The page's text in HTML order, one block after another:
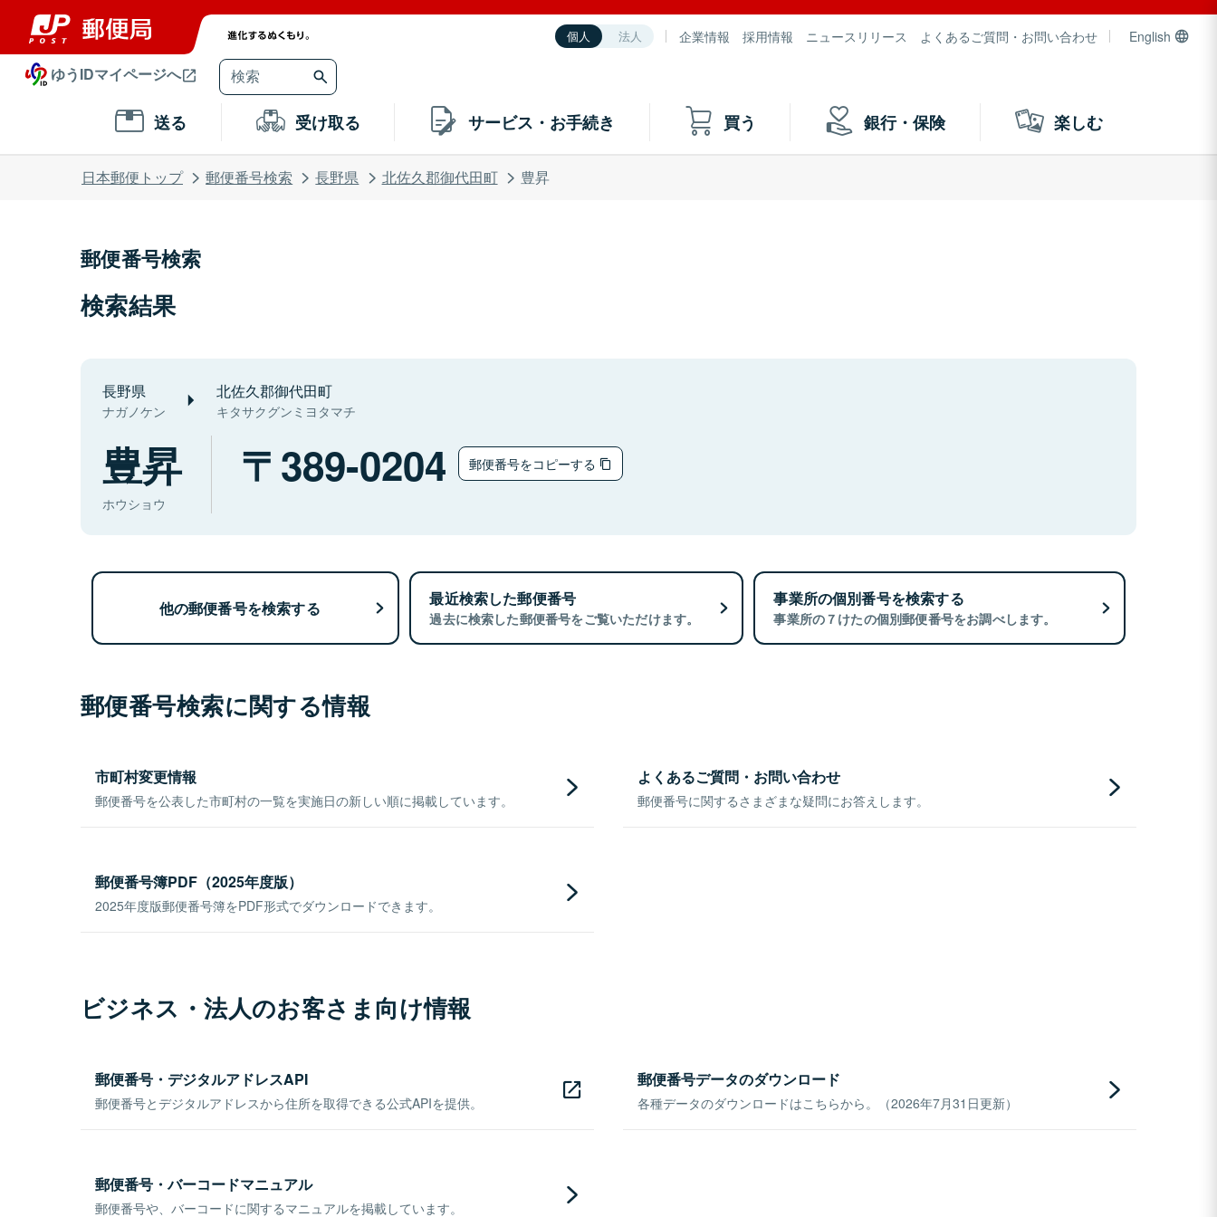
個人 法人 企業情報 採用情報 ニュースリリース よくあるご質問・お問い合わせ English
ゆうIDマイページへ
送る 受け取る サービス・お手続き 買う 銀行・保険 楽しむ
日本郵便トップ 郵便番号検索 長野県 北佐久郡御代田町 豊昇
郵便番号検索
検索結果
長野県
ナガノケン
北佐久郡御代田町
キタサクグンミヨタマチ
豊昇
ホウショウ
389-0204 郵便番号をコピーする
他の郵便番号を検索する 最近検索した郵便番号
過去に検索した郵便番号をご覧いただけます。
事業所の個別番号を検索する
事業所の７けたの個別郵便番号をお調べします。
郵便番号検索に関する情報
市町村変更情報
郵便番号を公表した市町村の一覧を実施日の新しい順に掲載しています。
よくあるご質問・お問い合わせ
郵便番号に関するさまざまな疑問にお答えします。
郵便番号簿PDF（2025年度版）
2025年度版郵便番号簿をPDF形式でダウンロードできます。
ビジネス・法人のお客さま向け情報
郵便番号・デジタルアドレスAPI
郵便番号とデジタルアドレスから住所を取得できる公式APIを提供。
郵便番号データのダウンロード
各種データのダウンロードはこちらから。（2026年7月31日更新）
郵便番号・バーコードマニュアル
郵便番号や、バーコードに関するマニュアルを掲載しています。